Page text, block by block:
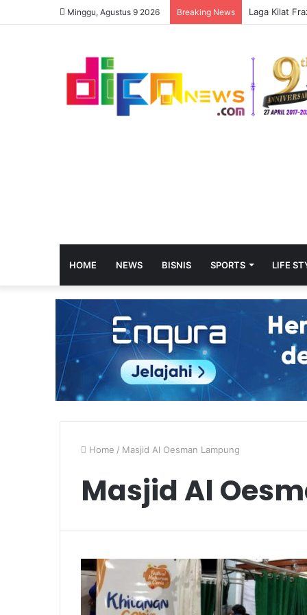
Minggu, Agustus 9 2026 Breaking News Laga Kilat
HOME NEWS BISNIS SPORTS LIFE
Home / Masjid Al Oesman Lampung
Masjid Al